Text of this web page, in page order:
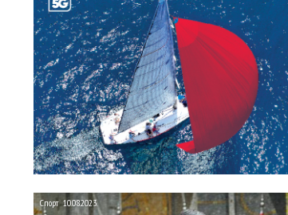
Спорт 10.08.2023.